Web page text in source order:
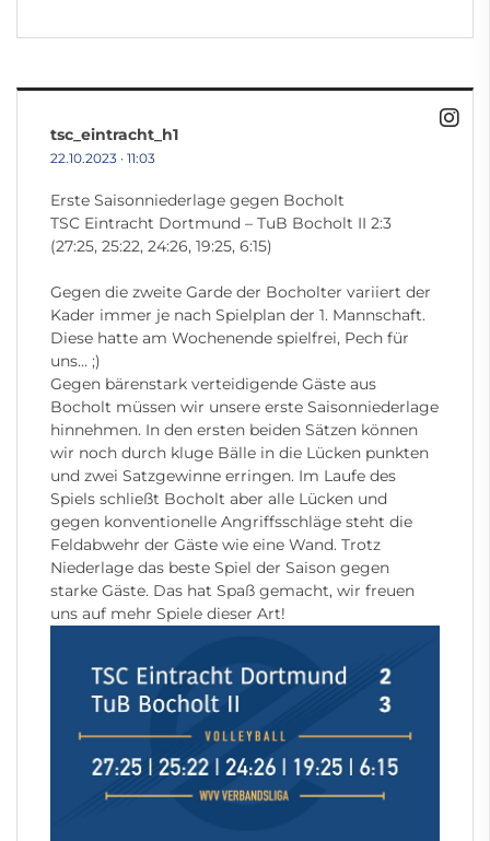
tsc_eintracht_h1
22.10.2023 · 11:03
Erste Saisonniederlage gegen Bocholt
TSC Eintracht Dortmund – TuB Bocholt II 2:3
(27:25, 25:22, 24:26, 19:25, 6:15)
Gegen die zweite Garde der Bocholter variiert der
Kader immer je nach Spielplan der 1. Mannschaft.
Diese hatte am Wochenende spielfrei, Pech für
uns… ;)
Gegen bärenstark verteidigende Gäste aus
Bocholt müssen wir unsere erste Saisonniederlage
hinnehmen. In den ersten beiden Sätzen können
wir noch durch kluge Bälle in die Lücken punkten
und zwei Satzgewinne erringen. Im Laufe des
Spiels schließt Bocholt aber alle Lücken und
gegen konventionelle Angriffsschläge steht die
Feldabwehr der Gäste wie eine Wand. Trotz
Niederlage das beste Spiel der Saison gegen
starke Gäste. Das hat Spaß gemacht, wir freuen
uns auf mehr Spiele dieser Art!